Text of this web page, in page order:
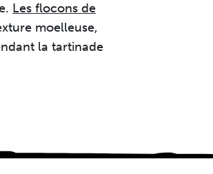
Les flocons de
moelleuse,
la tartinade